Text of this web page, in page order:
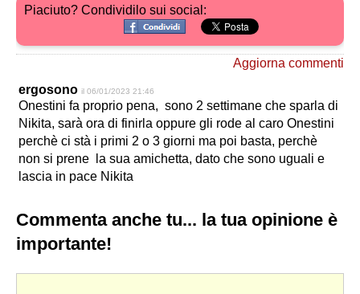
Piaciuto? Condividilo sui social:
Aggiorna commenti
ergosono il 06/01/2023 21:46
Onestini fa proprio pena, sono 2 settimane che sparla di
Nikita, sarà ora di finirla oppure gli rode al caro Onestini
perchè ci stà i primi 2 o 3 giorni ma poi basta, perchè
non si prene la sua amichetta, dato che sono uguali e
lascia in pace Nikita
Commenta anche tu... la tua opinione è
importante!